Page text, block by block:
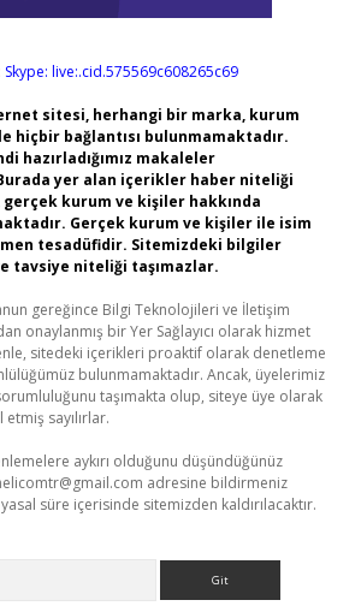
Skype: live:.cid.575569c608265c69
sitesi, herhangi bir marka, kurum
hiçbir bağlantısı bulunmamaktadır.
hazırladığımız makaleler
yer alan içerikler haber niteliği
kurum ve kişiler hakkında
Gerçek kurum ve kişiler ile isim
tesadüfidir. Sitemizdeki bilgiler
tavsiye niteliği taşımazlar.
gereğince Bilgi Teknolojileri ve İletişim
onaylanmış bir Yer Sağlayıcı olarak hizmet
sitedeki içerikleri proaktif olarak denetleme
bulunmamaktadır. Ancak, üyelerimiz
taşımakta olup, siteye üye olarak
sayılırlar.
aykırı olduğunu düşündüğünüz
adresine bildirmeniz
süre içerisinde sitemizden kaldırılacaktır.